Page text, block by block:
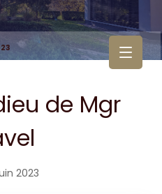
de Mgr
2023